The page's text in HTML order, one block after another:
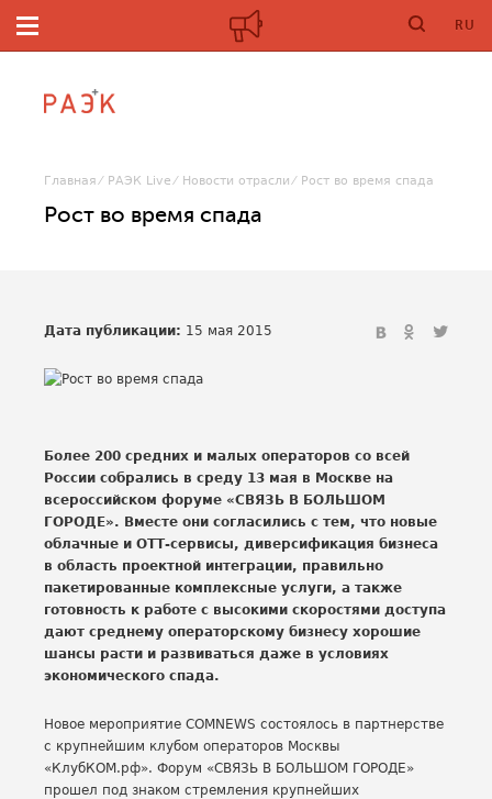
RU
Главная РАЭК Live Новости отрасли Рост во время спада
Рост во время спада
Дата публикации: 15 мая 2015
Более 200 средних и малых операторов со всей
России собрались в среду 13 мая в Москве на
всероссийском форуме «СВЯЗЬ В БОЛЬШОМ
ГОРОДЕ». Вместе они согласились с тем, что новые
облачные и ОТТ-сервисы, диверсификация бизнеса
в область проектной интеграции, правильно
пакетированные комплексные услуги, а также
готовность к работе с высокими скоростями доступа
дают среднему операторскому бизнесу хорошие
шансы расти и развиваться даже в условиях
экономического спада.
Новое мероприятие COMNEWS состоялось в партнерстве
с крупнейшим клубом операторов Москвы
«КлубКОМ.рф». Форум «СВЯЗЬ В БОЛЬШОМ ГОРОДЕ»
прошел под знаком стремления крупнейших